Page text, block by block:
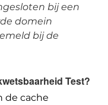
bij een
domein
bij de
Test?
de cache